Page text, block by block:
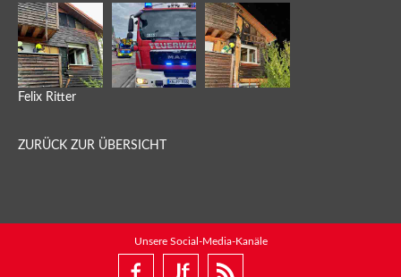
Felix Ritter
ZURÜCK ZUR ÜBERSICHT
Unsere Social-Media-Kanäle